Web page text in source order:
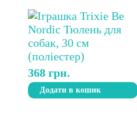
368 грн.
Додати в кошик